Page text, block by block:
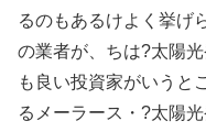
るのもあるけよく挙げ
の業者が、ちは?太陽
も良い投資家がいうと
るメーラース・?太陽